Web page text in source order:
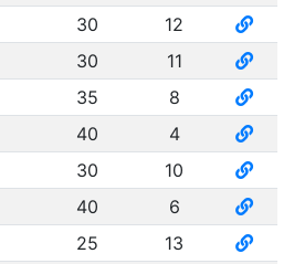
30
12
30
11
35
8
40
4
30
10
40
6
25
13